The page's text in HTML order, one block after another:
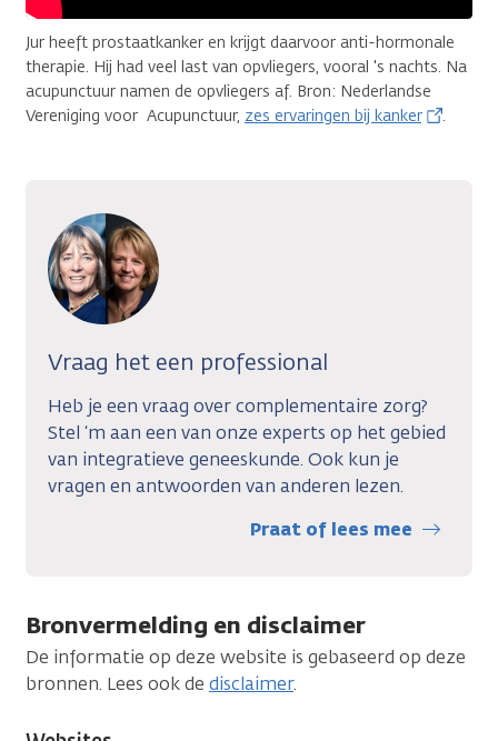
Jur heeft prostaatkanker en krijgt daarvoor anti-hormonale
therapie. Hij had veel last van opvliegers, vooral 's nachts. Na
acupunctuur namen de opvliegers af. Bron: Nederlandse
Vereniging voor Acupunctuur, zes ervaringen bij kanker .
Vraag het een professional
Heb je een vraag over complementaire zorg?
Stel ‘m aan een van onze experts op het gebied
van integratieve geneeskunde. Ook kun je
vragen en antwoorden van anderen lezen.
Praat of lees mee
Bronvermelding en disclaimer
De informatie op deze website is gebaseerd op deze
bronnen. Lees ook de disclaimer.